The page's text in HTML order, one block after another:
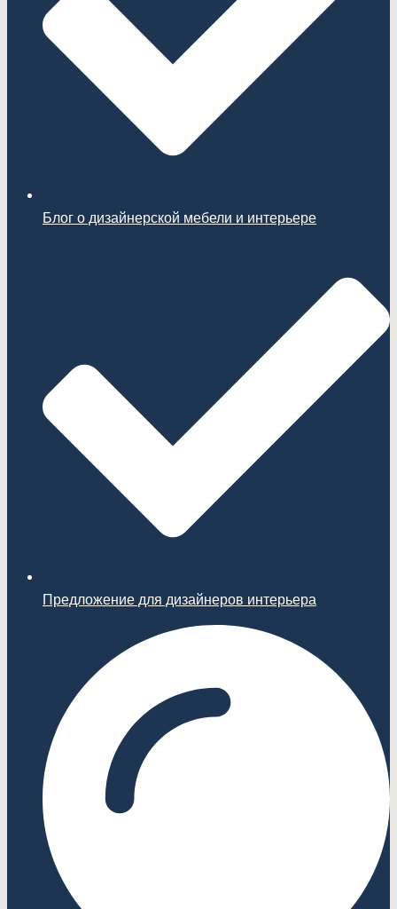
Блог о дизайнерской мебели и интерьере
Предложение для дизайнеров интерьера